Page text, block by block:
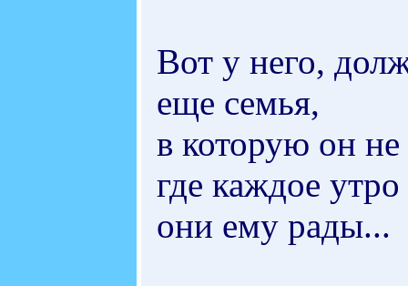
Вот у него,
еще семья,
в которую он не
где каждое
они ему рады...